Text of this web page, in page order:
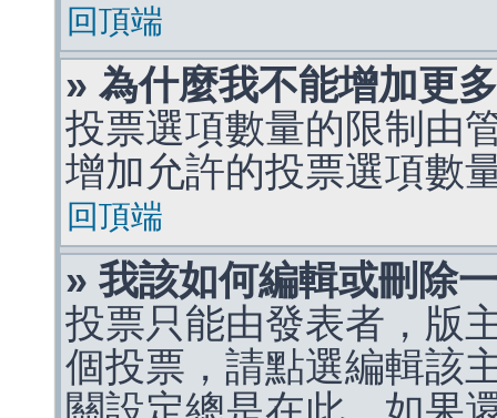
回頂端
» 為什麼我不能增加更
投票選項數量的限制由
增加允許的投票選項數
回頂端
» 我該如何編輯或刪除
投票只能由發表者，版
個投票，請點選編輯該